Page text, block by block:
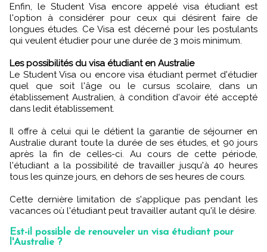
Enfin, le Student Visa encore appelé visa étudiant est
l'option à considérer pour ceux qui désirent faire de
longues études. Ce Visa est décerné pour les postulants
qui veulent étudier pour une durée de 3 mois minimum.
Les possibilités du visa étudiant en Australie
Le Student Visa ou encore visa étudiant permet d'étudier
quel que soit l'âge ou le cursus scolaire, dans un
établissement Australien, à condition d'avoir été accepté
dans ledit établissement.
Il offre à celui qui le détient la garantie de séjourner en
Australie durant toute la durée de ses études, et 90 jours
après la fin de celles-ci. Au cours de cette période,
l'étudiant a la possibilité de travailler jusqu'à 40 heures
tous les quinze jours, en dehors de ses heures de cours.
Cette dernière limitation de s'applique pas pendant les
vacances où l'étudiant peut travailler autant qu'il le désire.
Est-il possible de renouveler un visa étudiant pour
l'Australie ?